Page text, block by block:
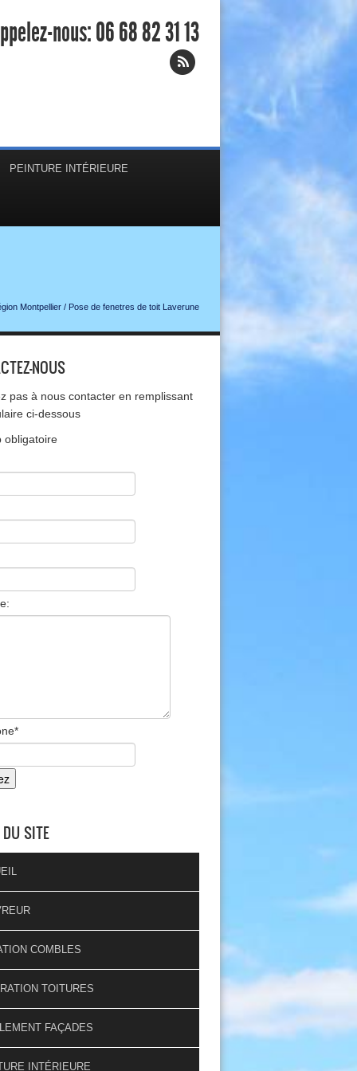
nous:06 68 82 31 13
PEINTURE INTÉRIEURE
Montpellier / Pose de fenetres de toit Laverune
NOUS
pas à nous contacter en remplissant
ci-dessous
obligatoire
*
SITE
COMBLES
TOITURES
FAÇADES
INTÉRIEURE